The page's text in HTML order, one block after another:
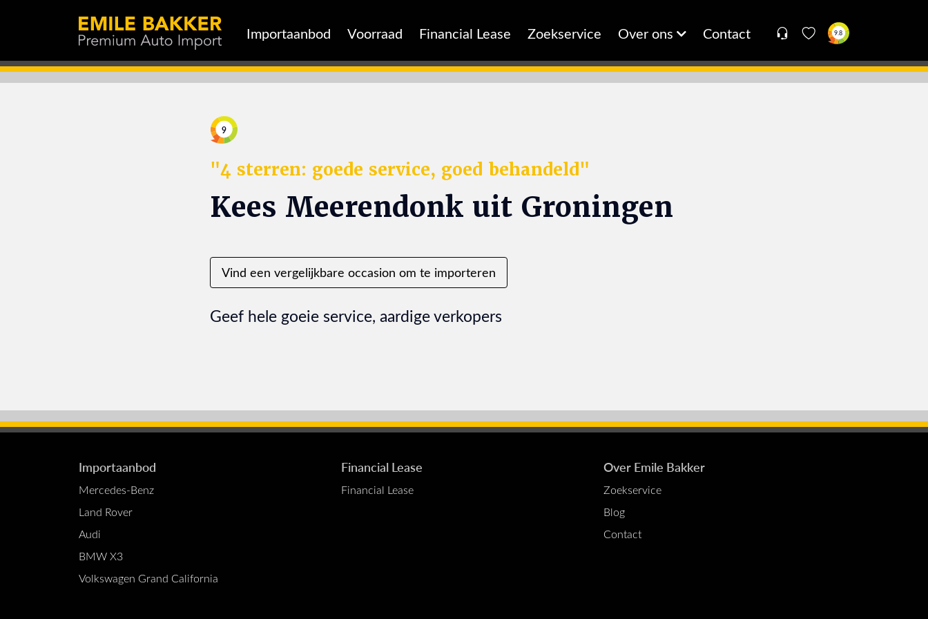
Importaanbod Voorraad Financial Lease Zoekservice Over ons Contact 9.8
9
"4 sterren: goede service, goed behandeld"
Kees Meerendonk uit Groningen
Vind een vergelijkbare occasion om te importeren
Geef hele goeie service, aardige verkopers
Importaanbod
Mercedes-Benz
Land Rover
Audi
BMW X3
Volkswagen Grand California
Financial Lease
Financial Lease
Over Emile Bakker
Zoekservice
Blog
Contact